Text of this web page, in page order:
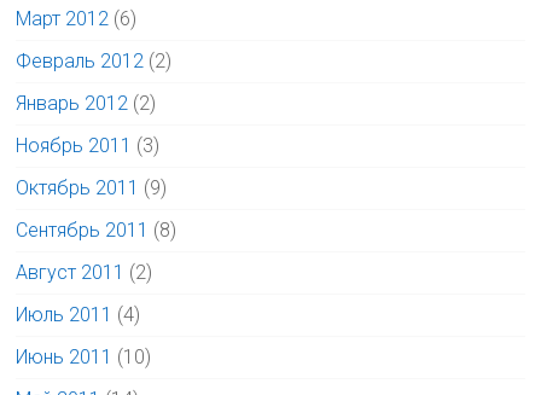
Март 2012 (6)
Февраль 2012 (2)
Январь 2012 (2)
Ноябрь 2011 (3)
Октябрь 2011 (9)
Сентябрь 2011 (8)
Август 2011 (2)
Июль 2011 (4)
Июнь 2011 (10)